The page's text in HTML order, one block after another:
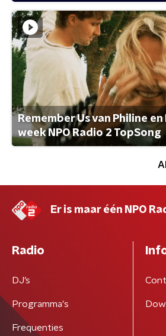
Remember Us van Philine
week NPO Radio 2 TopSong
Er is maar één NPO
Radio
DJ’s
Programma's
Frequenties